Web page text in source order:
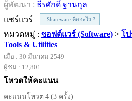
ผู้พัฒนา : ธีรศักดิ์ ฐานกุล
แชร์แวร์
Shareware คืออะไร ?
หมวดหมู่ : ซอฟต์แวร์ (Software) > โ
Tools & Utilities
เมื่อ : 30 มีนาคม 2549
ผู้ชม : 12,801
โหวตให้คะแนน
คะแนนโหวต 4 (3 ครั้ง)